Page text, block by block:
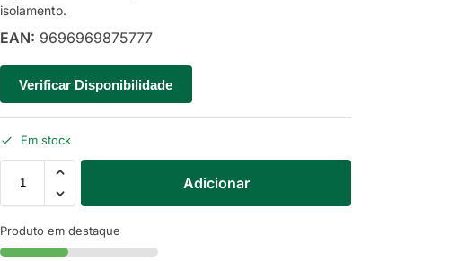
isolamento.
EAN: 9696969875777
Verificar Disponibilidade
Em stock
Adicionar
Produto em destaque